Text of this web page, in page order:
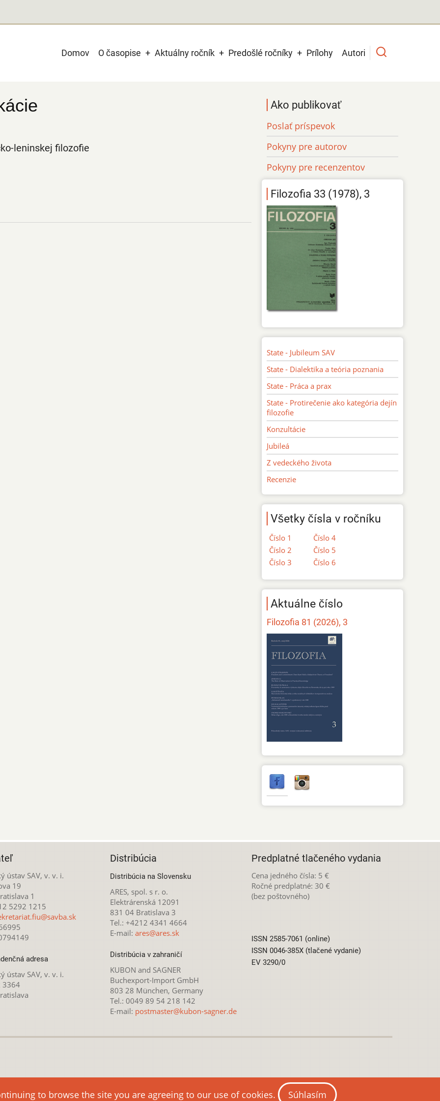
Main
Domov O časopise Aktuálny ročník Predošlé ročníky Prílohy Autori
leninskej filozofie
Ako publikovať
Poslať príspevok
Pokyny pre autorov
Pokyny pre recenzentov
Filozofia 33 (1978), 3
State - Jubileum SAV
State - Dialektika a teória poznania
State - Práca a prax
State - Protirečenie ako kategória dejín
filozofie
Konzultácie
Jubileá
Z vedeckého života
Recenzie
Všetky čísla v ročníku
Číslo 1
Číslo 2
Číslo 3
Číslo 4
Číslo 5
Číslo 6
Aktuálne číslo
Filozofia 81 (2026), 3
ústav SAV, v. v. i.
19
1
5292 1215
adresa
ústav SAV, v. v. i.
3364
Distribúcia
Distribúcia na Slovensku
ARES, spol. s r. o.
Elektrárenská 12091
831 04 Bratislava 3
Tel.: +4212 4341 4664
E-mail: ares@ares.sk
Distribúcia v zahraničí
KUBON and SAGNER
Buchexport-Import GmbH
803 28 München, Germany
Tel.: 0049 89 54 218 142
E-mail: postmaster@kubon-sagner.de
Predplatné tlačeného vydania
Cena jedného čísla: 5 €
Ročné predplatné: 30 €
(bez poštovného)
ISSN 2585-7061 (online)
ISSN 0046-385X (tlačené vydanie)
EV 3290/0
Creative Commons Attribution-NonCommercial 4.0 International License
to browse the site you are agreeing to our use of cookies. Súhlasím